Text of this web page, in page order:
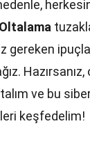
Oltalama
gereken
ve bu
keşfedelim!